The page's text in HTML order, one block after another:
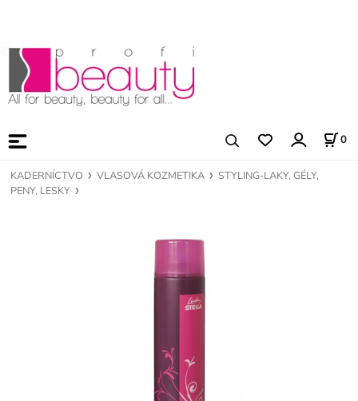
0
KADERNÍCTVO VLASOVÁ KOZMETIKA
STYLING-LAKY, GÉLY,
PENY, LESKY